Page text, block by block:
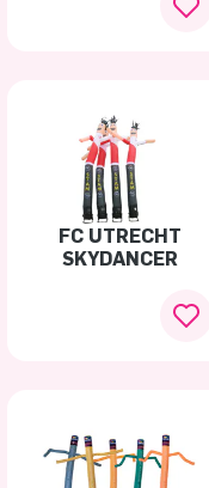
FC UTRECHT
SKYDANCER